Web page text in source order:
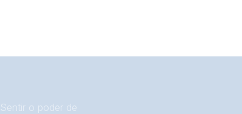
Sentir o poder de